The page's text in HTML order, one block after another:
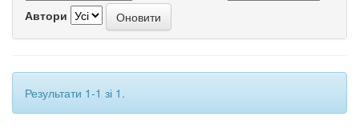
Автори
Результати 1-1 зі 1.